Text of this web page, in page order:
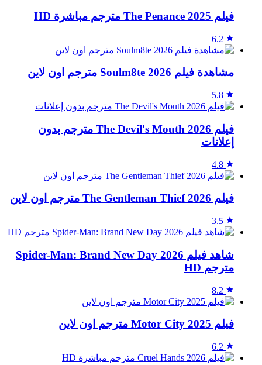
فيلم The Penance 2025 مترجم مباشرة HD
6.2
مشاهدة فيلم Soulm8te 2026 مترجم اون لاين
5.8
فيلم The Devil's Mouth 2026 مترجم بدون
إعلانات
4.8
فيلم The Gentleman Thief 2026 مترجم اون لاين
3.5
شاهد فيلم Spider-Man: Brand New Day 2026
مترجم HD
8.2
فيلم Motor City 2025 مترجم اون لاين
6.2